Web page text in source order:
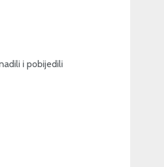
i pobijedili